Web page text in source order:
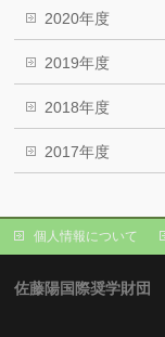
2020年度
2019年度
2018年度
2017年度
個人情報について
佐藤陽国際奨学財団